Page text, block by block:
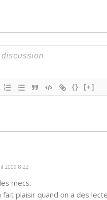
{} [+]
2009 8:22
mecs.
fait plaisir quand on a des